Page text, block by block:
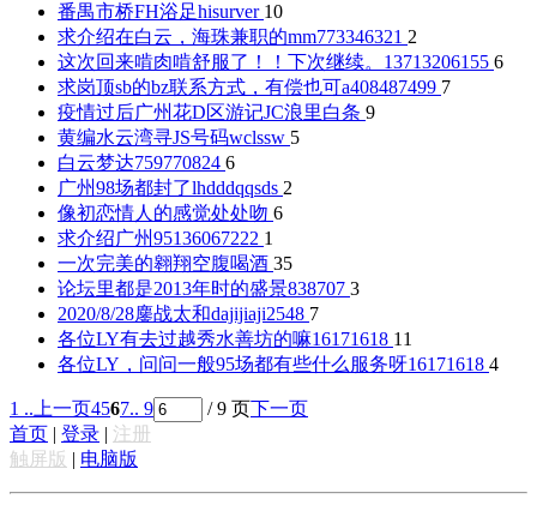
番禺市桥FH浴足hisurver 10
求介绍在白云，海珠兼职的mm773346321 2
这次回来啃肉啃舒服了！！下次继续。 13713206155 6
求岗顶sb的bz联系方式，有偿也可a408487499 7
疫情过后广州花D区游记JC浪里白条 9
黄编水云湾寻JS号码wclssw 5
白云梦达759770824 6
广州98场都封了lhdddqqsds 2
像初恋情人的感觉处处吻 6
求介绍广州95136067222 1
一次完美的翱翔空腹喝酒 35
论坛里都是2013年时的盛景838707 3
2020/8/28鏖战太和dajijiaji2548 7
各位LY有去过越秀水善坊的嘛16171618 11
各位LY，问问一般95场都有些什么服务呀16171618 4
1 .. 上一页4567.. 9 / 9 页下一页
首页 | 登录 | 注册
触屏版 | 电脑版